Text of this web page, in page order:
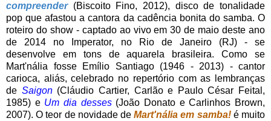
compreender(Biscoito Fino, 2012), disco de tonalidade
pop que afastou a cantora da cadência bonita do samba. O
roteiro do show - captado ao vivo em 30 de maio deste ano
de 2014 no Imperator, no Rio de Janeiro (RJ) - se
desenvolve em tons de aquarela brasileira. Como se
Mart'nália fosse Emílio Santiago (1946 - 2013) - cantor
carioca, aliás, celebrado no repertório com as lembranças
de Saigon(Cláudio Cartier, Carlão e Paulo César Feital,
1985) e Um dia desses(João Donato e Carlinhos Brown,
2007). O teor de novidade deMart'nália em samba! é muito